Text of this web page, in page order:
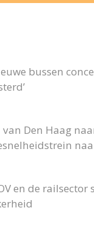
bussen
Den Haag
en de railsector